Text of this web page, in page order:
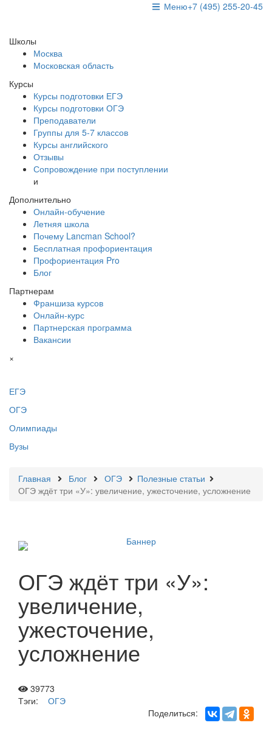
+7 (495) 255-20-45
Меню
Школы
Москва
Московская область
Курсы
Курсы подготовки ЕГЭ
Курсы подготовки ОГЭ
Преподаватели
Группы для 5-7 классов
Курсы английского
Отзывы
Сопровождение при поступлении
и
Дополнительно
Онлайн-обучение
Летняя школа
Почему Lancman School?
Бесплатная профориентация
Профориентация Pro
Блог
Партнерам
Франшиза курсов
Онлайн-курс
Партнерская программа
Вакансии
×
ЕГЭ
ОГЭ
Олимпиады
Вузы
Главная Блог ОГЭ
Полезные статьи
ОГЭ ждёт три «У»: увеличение, ужесточение, усложнение
ОГЭ ждёт три «У»:
увеличение,
ужесточение,
усложнение
39773
Тэги:
ОГЭ
Поделиться: